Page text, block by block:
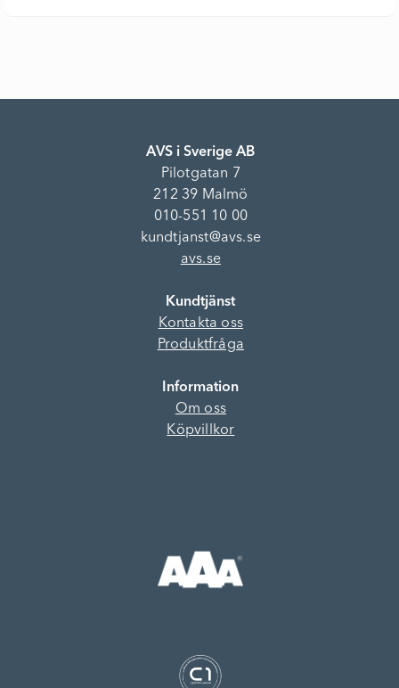
AVS i Sverige AB
Pilotgatan 7
212 39 Malmö
010-551 10 00
kundtjanst@avs.se
avs.se
Kundtjänst
Kontakta oss
Produktfråga
Information
Om oss
Köpvillkor